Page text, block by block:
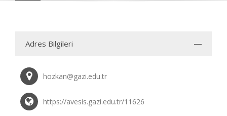
Adres Bilgileri
hozkan@gazi.edu.tr
https://avesis.gazi.edu.tr/11626